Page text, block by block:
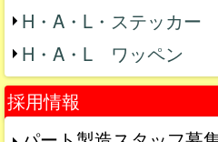
H・A・L・ステッカー
H・A・L ワッペン
採用情報